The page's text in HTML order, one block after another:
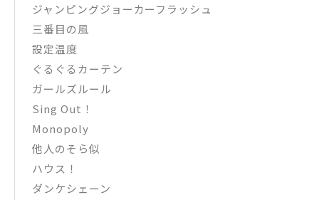
ジャンピングジョーカーフラッシュ
三番目の風
設定温度
ぐるぐるカーテン
ガールズルール
Sing Out！
Monopoly
他人のそら似
ハウス！
ダンケシェーン